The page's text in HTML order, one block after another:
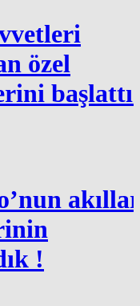
özel
başlattı.
!